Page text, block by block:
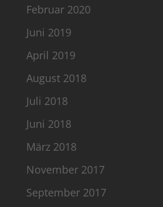
Februar 2020
Juni 2019
April 2019
August 2018
Juli 2018
Juni 2018
März 2018
November 2017
September 2017